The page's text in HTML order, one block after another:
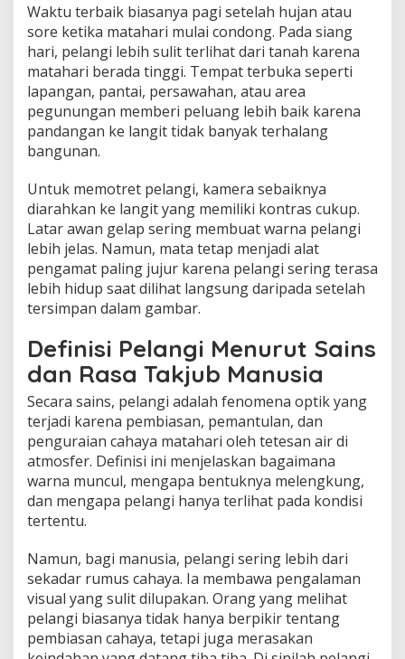
Waktu terbaik biasanya pagi setelah hujan atau
sore ketika matahari mulai condong. Pada siang
hari, pelangi lebih sulit terlihat dari tanah karena
matahari berada tinggi. Tempat terbuka seperti
lapangan, pantai, persawahan, atau area
pegunungan memberi peluang lebih baik karena
pandangan ke langit tidak banyak terhalang
bangunan.
Untuk memotret pelangi, kamera sebaiknya
diarahkan ke langit yang memiliki kontras cukup.
Latar awan gelap sering membuat warna pelangi
lebih jelas. Namun, mata tetap menjadi alat
pengamat paling jujur karena pelangi sering terasa
lebih hidup saat dilihat langsung daripada setelah
tersimpan dalam gambar.
Definisi Pelangi Menurut Sains
dan Rasa Takjub Manusia
Secara sains, pelangi adalah fenomena optik yang
terjadi karena pembiasan, pemantulan, dan
penguraian cahaya matahari oleh tetesan air di
atmosfer. Definisi ini menjelaskan bagaimana
warna muncul, mengapa bentuknya melengkung,
dan mengapa pelangi hanya terlihat pada kondisi
tertentu.
Namun, bagi manusia, pelangi sering lebih dari
sekadar rumus cahaya. Ia membawa pengalaman
visual yang sulit dilupakan. Orang yang melihat
pelangi biasanya tidak hanya berpikir tentang
pembiasan cahaya, tetapi juga merasakan